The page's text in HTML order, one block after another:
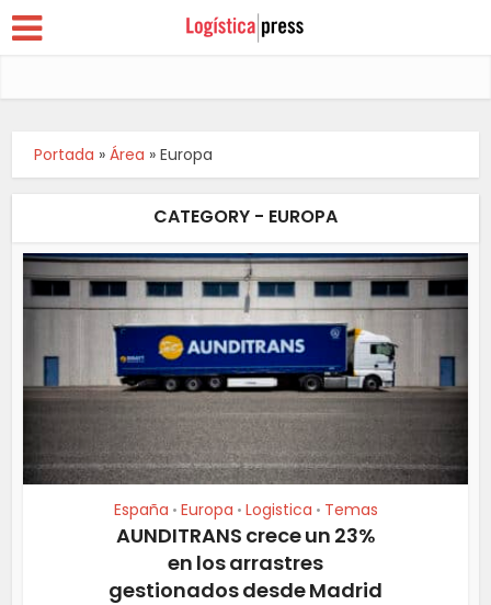
Portada »Área »Europa
CATEGORY - EUROPA
España • Europa • Logistica • Temas
AUNDITRANS crece un 23%
en los arrastres
gestionados desde Madrid